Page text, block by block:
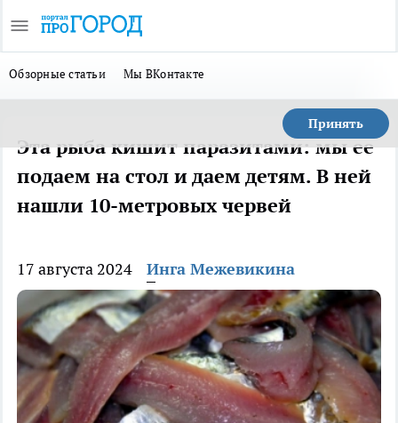
Обзорные статьи Мы ВКонтакте
Принять
Эта рыба кишит паразитами: мы ее
подаем на стол и даем детям. В ней
нашли 10-метровых червей
17 августа 2024 Инга Межевикина